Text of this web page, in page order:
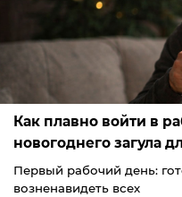
Как плавно войти в
новогоднего загула
Первый рабочий день:
возненавидеть всех